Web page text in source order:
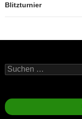
Blitzturnier
Suchen
nach: